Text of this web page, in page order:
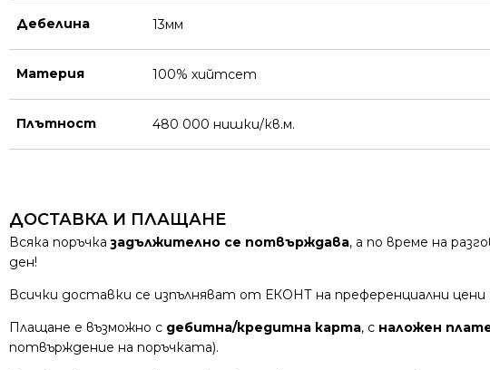
Дебелина 13мм
Материя 100% хийтсет
Плътност 480 000 нишки/кв.м.
ДОСТАВКА И ПЛАЩАНЕ
Всяка поръчказадължително се потвърждава, а по време на
ден!
Всички доставки се изпълняват от ЕКОНТ на преференциални
Плащане е възможно с дебитна/кредитна карта, с наложен
потвърждение на поръчката).